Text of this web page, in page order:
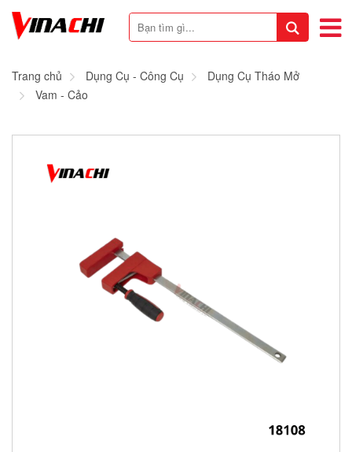
Trang chủ Dụng Cụ - Công Cụ
Dụng Cụ Tháo Mở
Vam - Cảo